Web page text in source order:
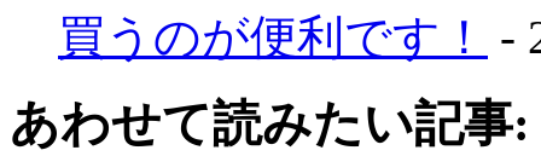
買うのが便利です！
-
あわせて読みたい記事: